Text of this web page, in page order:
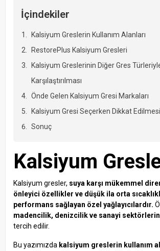
İçindekiler
Kalsiyum Greslerin Kullanım Alanları
RestorePlus Kalsiyum Gresleri
Kalsiyum Greslerinin Diğer Gres
Karşılaştırılması
Önde Gelen Kalsiyum Gresi Markaları
Kalsiyum Gresi Seçerken Dikkat
Sonuç
Kalsiyum
Kalsiyum gresler, suya karşı mükemmel
önleyici özellikler ve düşük ila orta
performans sağlayan özel yağlayıcılardır.
madencilik, denizcilik ve sanayi
tercih edilir.
Bu yazımızda kalsiyum greslerin kullanım